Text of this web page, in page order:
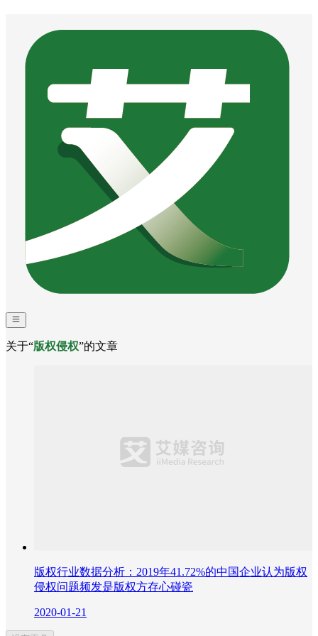
关于“版权侵权”的文章
版权行业数据分析：2019年41.72%的中国企业认为版权
侵权问题频发是版权方存心碰瓷
2020-01-21